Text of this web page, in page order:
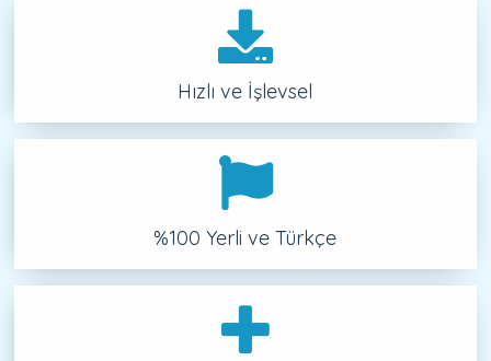
Hızlı ve İşlevsel
%100 Yerli ve Türkçe